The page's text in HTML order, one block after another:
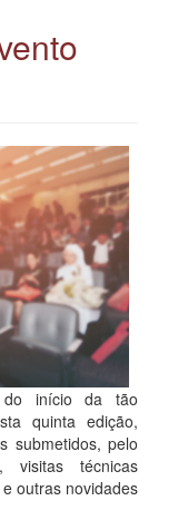
início da tão
quinta edição,
submetidos, pelo
visitas técnicas
outras novidades